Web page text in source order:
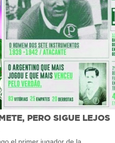
PERO SIGUE LEJOS
el primer jugador de la